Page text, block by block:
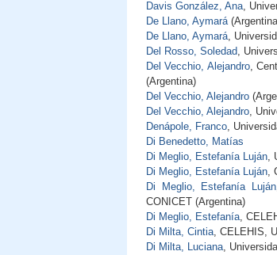
Davis González, Ana,
De Llano, Aymará
De Llano, Aymará,
Del Rosso, Soledad,
Del Vecchio, Alejandro,
(Argentina)
Del Vecchio, Alejandro
Del Vecchio, Alejandro,
Denápole, Franco,
Di Benedetto, Matías
Di Meglio, Estefanía Luján,
Di Meglio, Estefanía Luján,
Di Meglio, Estefanía Luján
CONICET (Argentina)
Di Meglio, Estefanía,
Di Milta, Cintia, CELEHIS,
Di Milta, Luciana,